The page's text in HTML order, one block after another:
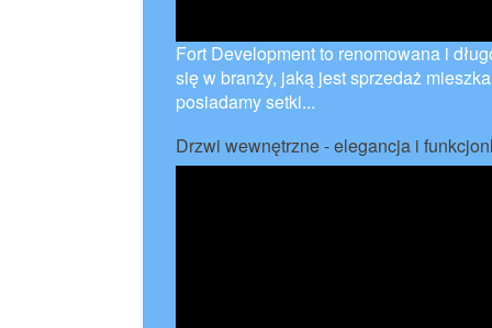
Fort Development to renomowana i
się w branży, jaką jest sprzedaż
posiadamy setki...
Drzwi wewnętrzne - elegancja i